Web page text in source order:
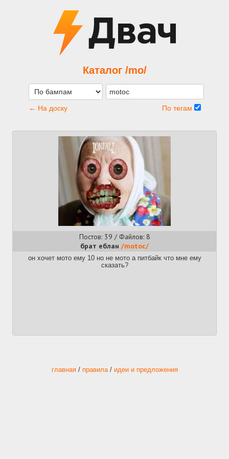
Каталог /mo/
← На доску По тегам
Постов: 39 / Файлов: 8
брат еблан /motoc/
он хочет мото ему 10 но не мото а питбайк что мне ему
сказать?
главная/ правила/ идеи и предложения